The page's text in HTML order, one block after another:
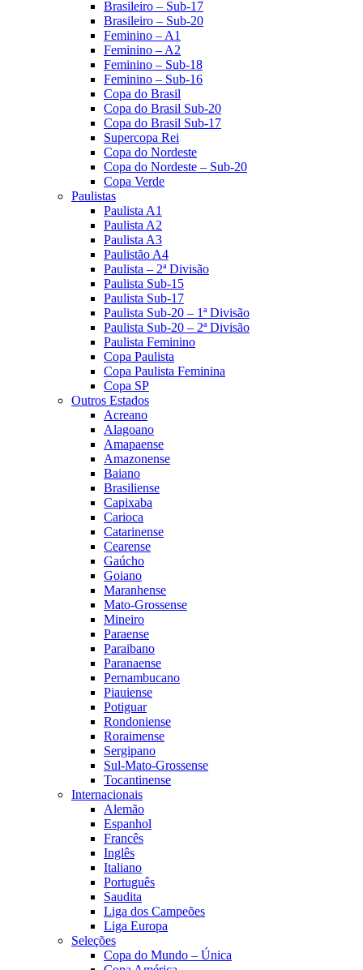
Brasileiro – Sub-17
Brasileiro – Sub-20
Feminino – A1
Feminino – A2
Feminino – Sub-18
Feminino – Sub-16
Copa do Brasil
Copa do Brasil Sub-20
Copa do Brasil Sub-17
Supercopa Rei
Copa do Nordeste
Copa do Nordeste – Sub-20
Copa Verde
Paulistas
Paulista A1
Paulista A2
Paulista A3
Paulistão A4
Paulista – 2ª Divisão
Paulista Sub-15
Paulista Sub-17
Paulista Sub-20 – 1ª Divisão
Paulista Sub-20 – 2ª Divisão
Paulista Feminino
Copa Paulista
Copa Paulista Feminina
Copa SP
Outros Estados
Acreano
Alagoano
Amapaense
Amazonense
Baiano
Brasiliense
Capixaba
Carioca
Catarinense
Cearense
Gaúcho
Goiano
Maranhense
Mato-Grossense
Mineiro
Paraense
Paraibano
Paranaense
Pernambucano
Piauiense
Potiguar
Rondoniense
Roraimense
Sergipano
Sul-Mato-Grossense
Tocantinense
Internacionais
Alemão
Espanhol
Francês
Inglês
Italiano
Português
Saudita
Liga dos Campeões
Liga Europa
Seleções
Copa do Mundo – Única